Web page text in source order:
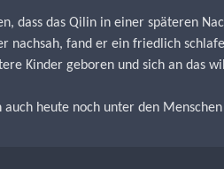
dass das Qilin in einer späteren
nachsah, fand er ein friedlich
Kinder geboren und sich an das
heute noch unter den